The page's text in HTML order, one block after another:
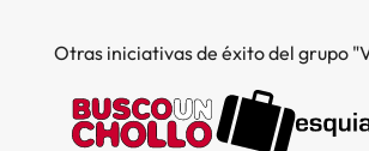
Otras iniciativas de éxito del grupo